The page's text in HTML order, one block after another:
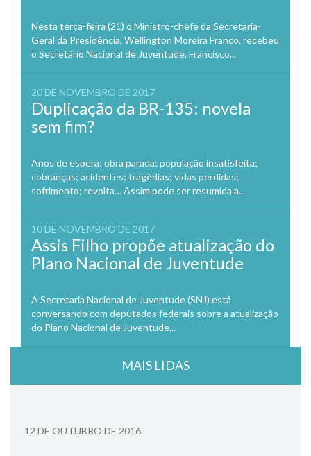
Nesta terça-feira (21) o Ministro-chefe da Secretaria-
Geral da Presidência, Wellington Moreira Franco, recebeu
o Secretário Nacional de Juventude, Francisco...
20 DE NOVEMBRO DE 2017
Duplicação da BR-135: novela
sem fim?
Anos de espera; obra parada; população insatisfeita;
cobranças; acidentes; tragédias; vidas perdidas;
sofrimento; revolta… Assim pode ser resumida a...
10 DE NOVEMBRO DE 2017
Assis Filho propõe atualização do
Plano Nacional de Juventude
A Secretaria Nacional de Juventude (SNJ) está
conversando com deputados federais sobre a atualização
do Plano Nacional de Juventude...
MAIS LIDAS
12 DE OUTUBRO DE 2016